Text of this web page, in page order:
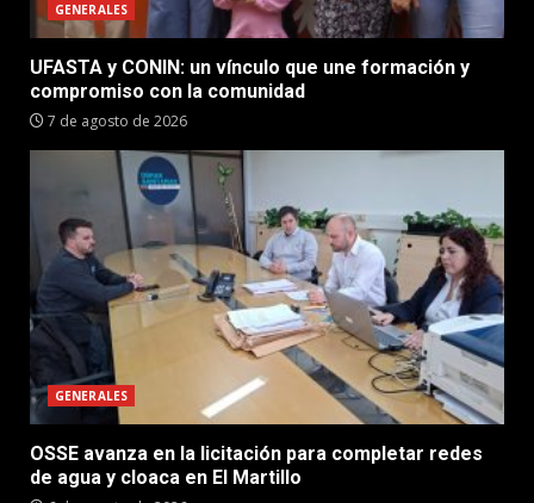
GENERALES
UFASTA y CONIN: un vínculo que une formación y
compromiso con la comunidad
7 de agosto de 2026
GENERALES
OSSE avanza en la licitación para completar redes
de agua y cloaca en El Martillo